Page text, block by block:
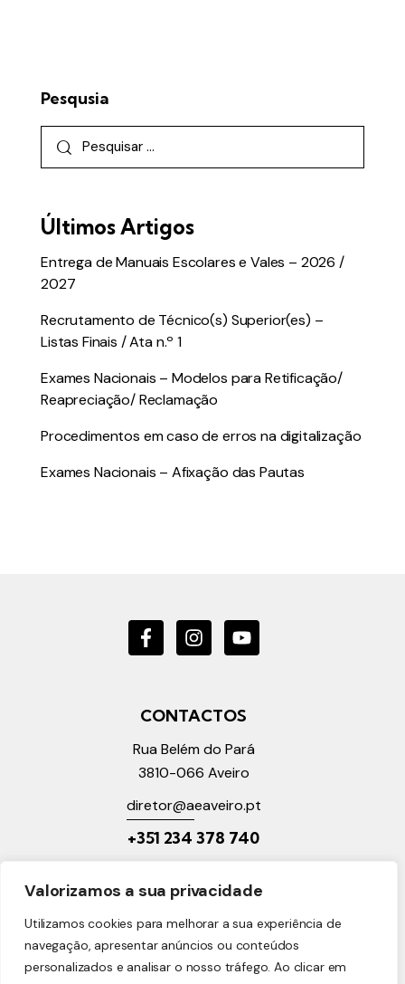
Valorizamos a sua privacidade
Utilizamos cookies para melhorar a sua experiência de
navegação, apresentar anúncios ou conteúdos
personalizados e analisar o nosso tráfego. Ao clicar em
Pesqusia
Últimos Artigos
Entrega de Manuais Escolares e Vales – 2026 /
2027
Recrutamento de Técnico(s) Superior(es) –
Listas Finais / Ata n.º 1
Exames Nacionais – Modelos para Retificação/
Reapreciação/ Reclamação
Procedimentos em caso de erros na digitalização
Exames Nacionais – Afixação das Pautas
CONTACTOS
Rua Belém do Pará
3810-066 Aveiro
diretor@aeaveiro.pt
+351 234 378 740
LINKS ÚTEIS
Política de Privacidade
Política de Cookies
Reclamações Online